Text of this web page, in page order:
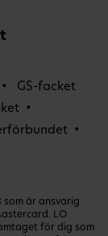
GS-facket
som är ansvarig
LO
för dig som